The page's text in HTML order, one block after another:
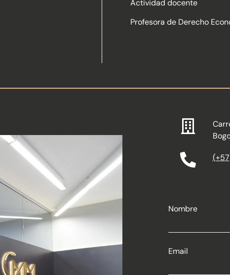
Actividad docente
Profesora de Derecho
Nombre
Email